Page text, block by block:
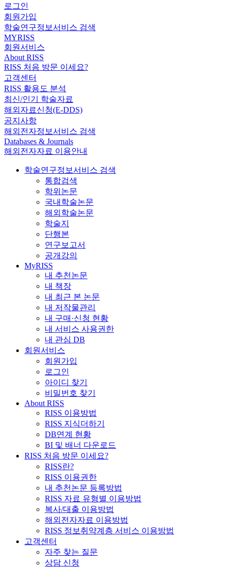
로그인
회원가입
학술연구정보서비스 검색
MYRISS
회원서비스
About RISS
RISS 처음 방문 이세요?
고객센터
RISS 활용도 분석
최신/인기 학술자료
해외자료신청(E-DDS)
공지사항
해외전자정보서비스 검색
Databases & Journals
해외전자자료 이용안내
학술연구정보서비스 검색
통합검색
학위논문
국내학술논문
해외학술논문
학술지
단행본
연구보고서
공개강의
MyRISS
내 추천논문
내 책장
내 최근 본 논문
내 저작물관리
내 구매·신청 현황
내 서비스 사용권한
내 관심 DB
회원서비스
회원가입
로그인
아이디 찾기
비밀번호 찾기
About RISS
RISS 이용방법
RISS 지식더하기
DB연계 현황
BI 및 배너 다운로드
RISS 처음 방문 이세요?
RISS란?
RISS 이용권한
내 추천논문 등록방법
RISS 자료 유형별 이용방법
복사/대출 이용방법
해외전자자료 이용방법
RISS 정보취약계층 서비스 이용방법
고객센터
자주 찾는 질문
상담 신청